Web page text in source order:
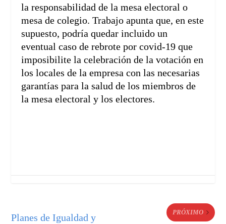
la responsabilidad de la mesa electoral o
mesa de colegio. Trabajo apunta que, en este
supuesto, podría quedar incluido un
eventual caso de rebrote por covid-19 que
imposibilite la celebración de la votación en
los locales de la empresa con las necesarias
garantías para la salud de los miembros de
la mesa electoral y los electores.
Planes de Igualdad y
PRÓXIMO